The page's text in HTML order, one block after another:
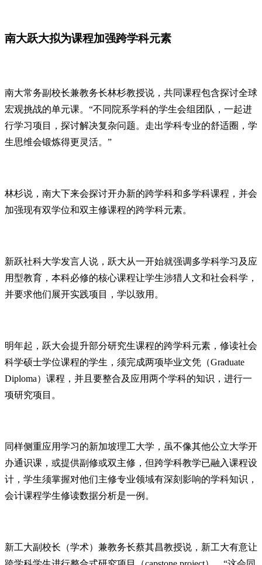
南大跃大拟为课程加强跨学科元素
南大常务副校长兼教务长林杉教授说，共同课程包含探讨全球
宏观挑战的单元课。“不同院系学科的学生会组团队，一起进
行学习项目，探讨解决复杂问题。走出学科专业的舒适圈，学
生思维会锻炼得更灵活。”
林杉说，南大下来会探讨开办新的跨学科和多学科课程，并会
加强现有双学位和双主修课程的跨学科元素。
新跃社科大学发言人说，跃大从一开始就强调多学科学习及应
用型教育，本科必修的核心课程让学生涉猎人文和社会科学，
并要求他们展开实践项目，学以致用。
明年起，跃大会提升部分研究生课程的跨学科元素，修读社会
科学硕士学位课程的学生，须完成两项毕业文凭（Graduate
Diploma）课程，并且要整合及应用两个学科的知识，进行一
项研究项目。
同样侧重应用学习的新加坡理工大学，虽不像其他公立大学开
办通识课，或提供副修或双主修，但跨学科教学已融入课程设
计，学生须掌握对他们主修专业领域有深刻影响的学科知识，
会计课程学生修读数据分析是一例。
新工大副校长（学术）兼教务长蔡其昌教授说，新工大有意让